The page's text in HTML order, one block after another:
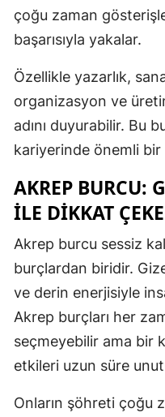
çoğu zaman
başarısıyla yakalar.
Özellikle yazarlık,
organizasyon ve
adını duyurabilir. Bu
kariyerinde önemli bir
AKREP BURCU:
ILE DIKKAT
Akrep burcu sessiz
burçlardan biridir.
ve derin enerjisiyle
Akrep burçları her
seçmeyebilir ama bir
etkileri uzun süre
Onların şöhreti çoğu